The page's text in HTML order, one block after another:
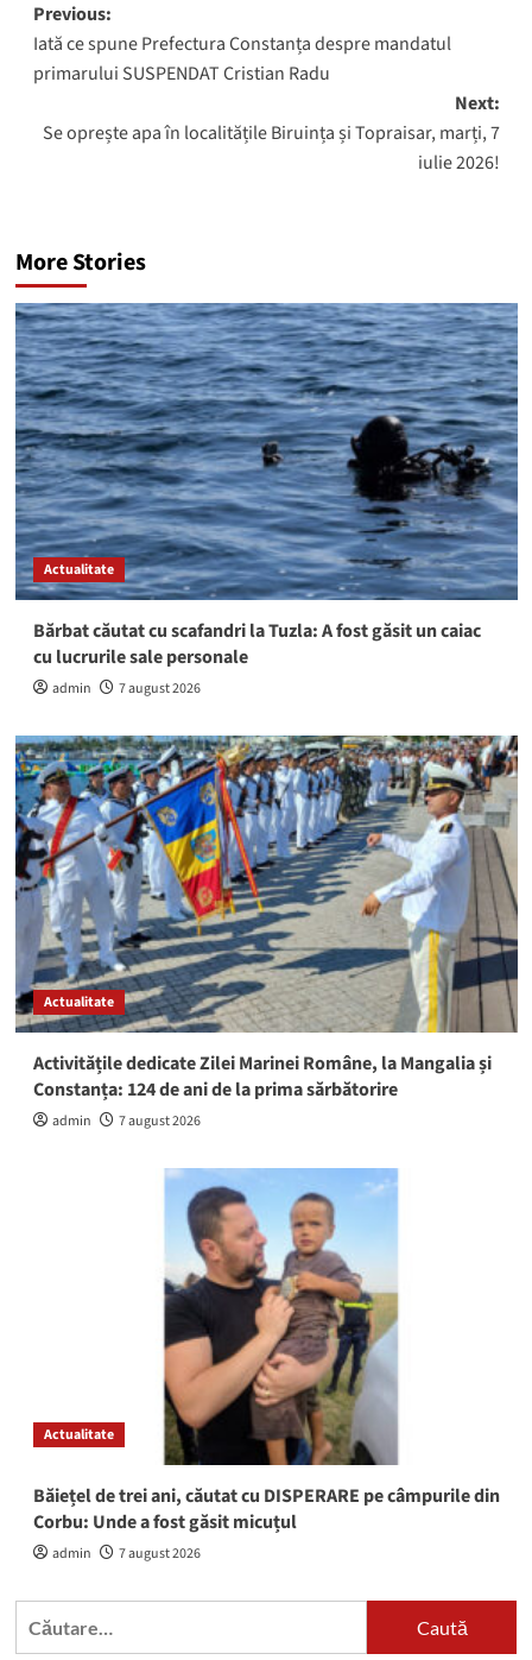
Post
navigation
Previous:
Iată ce spune Prefectura Constanța despre mandatul
primarului SUSPENDAT Cristian Radu
Next:
Se oprește apa în localitățile Biruința și Topraisar, marți, 7
iulie 2026!
More Stories
Actualitate
Bărbat căutat cu scafandri la Tuzla: A fost găsit un caiac
cu lucrurile sale personale
admin 7 august 2026
Actualitate
Activitățile dedicate Zilei Marinei Române, la Mangalia și
Constanța: 124 de ani de la prima sărbătorire
admin 7 august 2026
Actualitate
Băiețel de trei ani, căutat cu DISPERARE pe câmpurile din
Corbu: Unde a fost găsit micuțul
admin 7 august 2026
Caută